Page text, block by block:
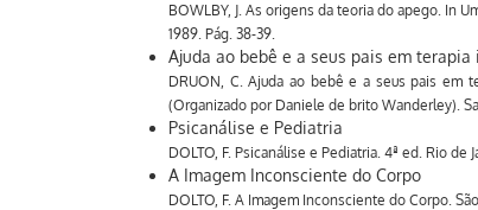
BOWLBY, J. As origens da teoria do apego. In
1989. Pág. 38-39.
Ajuda ao bebê e a seus pais em
DRUON, C. Ajuda ao bebê e a seus pais em
(Organizado por Daniele de brito Wanderley).
Psicanálise e Pediatria
DOLTO, F. Psicanálise e Pediatria. 4ª ed. Rio de
A Imagem Inconsciente do Corpo
DOLTO, F. A Imagem Inconsciente do Corpo.